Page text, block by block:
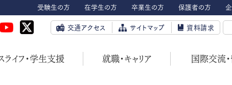
受験生の方 在学生の方 卒業生の方 保護者の方
ライフ・学生支援 就職・キャリア 国際交流
交通アクセス サイトマップ 資料請求